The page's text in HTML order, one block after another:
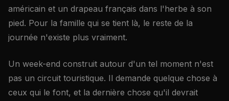
américain et un drapeau français dans l'herbe à son
pied. Pour la famille qui se tient là, le reste de la
journée n'existe plus vraiment.
Un week-end construit autour d'un tel moment n'est
pas un circuit touristique. Il demande quelque chose à
ceux qui le font, et la dernière chose qu'il devrait